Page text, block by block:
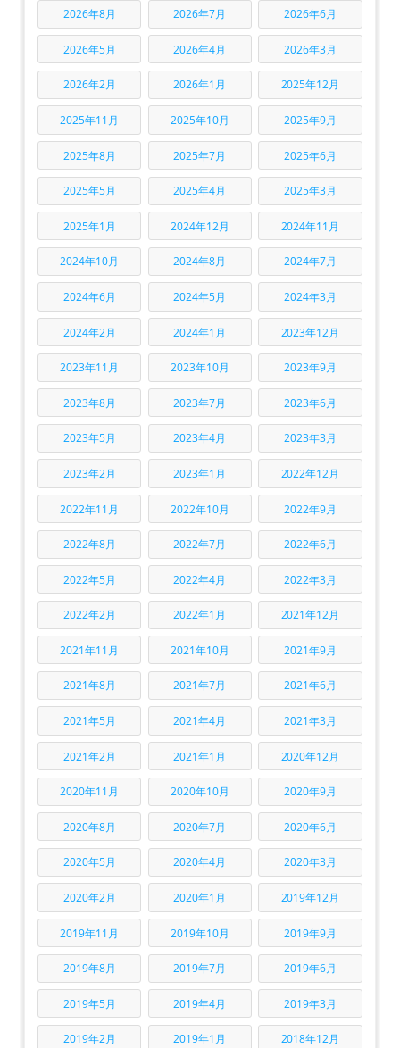
2026年8月 2026年7月 2026年6月
2026年5月 2026年4月 2026年3月
2026年2月 2026年1月 2025年12月
2025年11月 2025年10月 2025年9月
2025年8月 2025年7月 2025年6月
2025年5月 2025年4月 2025年3月
2025年1月 2024年12月 2024年11月
2024年10月 2024年8月 2024年7月
2024年6月 2024年5月 2024年3月
2024年2月 2024年1月 2023年12月
2023年11月 2023年10月 2023年9月
2023年8月 2023年7月 2023年6月
2023年5月 2023年4月 2023年3月
2023年2月 2023年1月 2022年12月
2022年11月 2022年10月 2022年9月
2022年8月 2022年7月 2022年6月
2022年5月 2022年4月 2022年3月
2022年2月 2022年1月 2021年12月
2021年11月 2021年10月 2021年9月
2021年8月 2021年7月 2021年6月
2021年5月 2021年4月 2021年3月
2021年2月 2021年1月 2020年12月
2020年11月 2020年10月 2020年9月
2020年8月 2020年7月 2020年6月
2020年5月 2020年4月 2020年3月
2020年2月 2020年1月 2019年12月
2019年11月 2019年10月 2019年9月
2019年8月 2019年7月 2019年6月
2019年5月 2019年4月 2019年3月
2019年2月 2019年1月 2018年12月